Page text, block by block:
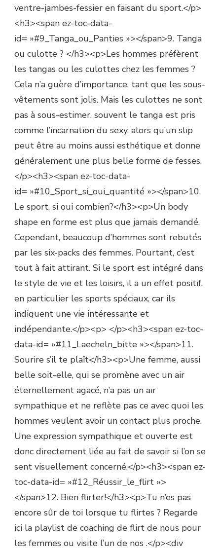
ventre-jambes-fessier en faisant du sport.</p>
<h3><span ez-toc-data-
id= »#9_Tanga_ou_Panties »></span>9. Tanga
ou culotte ? </h3><p>Les hommes préfèrent
les tangas ou les culottes chez les femmes ?
Cela n’a guère d’importance, tant que les sous-
vêtements sont jolis. Mais les culottes ne sont
pas à sous-estimer, souvent le tanga est pris
comme l’incarnation du sexy, alors qu’un slip
peut être au moins aussi esthétique et donne
généralement une plus belle forme de fesses.
</p><h3><span ez-toc-data-
id= »#10_Sport_si_oui_quantité »></span>10.
Le sport, si oui combien?</h3><p>Un body
shape en forme est plus que jamais demandé.
Cependant, beaucoup d’hommes sont rebutés
par les six-packs des femmes. Pourtant, c’est
tout à fait attirant. Si le sport est intégré dans
le style de vie et les loisirs, il a un effet positif,
en particulier les sports spéciaux, car ils
indiquent une vie intéressante et
indépendante.</p><p> </p><h3><span ez-toc-
data-id= »#11_Laecheln_bitte »></span>11.
Sourire s’il te plaît</h3><p>Une femme, aussi
belle soit-elle, qui se promène avec un air
éternellement agacé, n’a pas un air
sympathique et ne reflète pas ce avec quoi les
hommes veulent avoir un contact plus proche.
Une expression sympathique et ouverte est
donc directement liée au fait de savoir si l’on se
sent visuellement concerné.</p><h3><span ez-
toc-data-id= »#12_Réussir_le_flirt »>
</span>12. Bien flirter!</h3><p>Tu n’es pas
encore sûr de toi lorsque tu flirtes ? Regarde
ici la playlist de coaching de flirt de nous pour
les femmes ou visite l’un de nos .</p><div